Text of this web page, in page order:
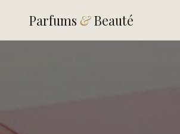
Parfums &Beauté